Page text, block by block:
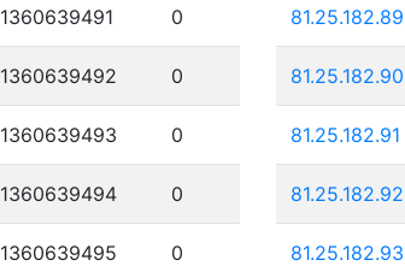
1360639491 0
1360639492 0
1360639493 0
1360639494 0
1360639495 0
81.25.182.89
81.25.182.90
81.25.182.91
81.25.182.92
81.25.182.93